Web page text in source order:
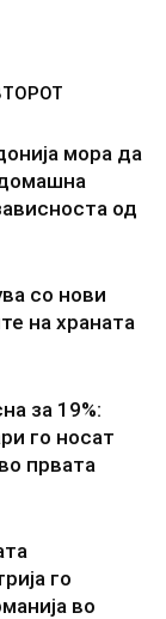
мора да
од
со нови
на храната
за 19%:
го носат
првата
го
во